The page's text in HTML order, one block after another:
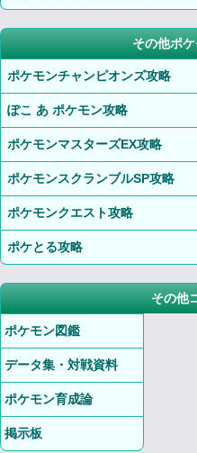
その他ポ
ポケモンチャンピオンズ攻略
ぽこ あ ポケモン攻略
ポケモンマスターズEX攻略
ポケモンスクランブルSP攻略
ポケモンクエスト攻略
ポケとる攻略
その他
ポケモン図鑑
データ集・対戦資料
ポケモン育成論
掲示板